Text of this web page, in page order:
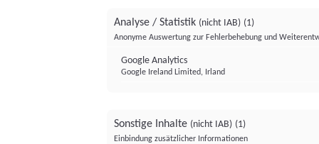
Analyse / Statistik (nicht IAB) (1)
Anonyme Auswertung zur Fehlerbehebung und
Google Analytics
Google Ireland Limited, Irland
Sonstige Inhalte (nicht IAB) (1)
Einbindung zusätzlicher Informationen